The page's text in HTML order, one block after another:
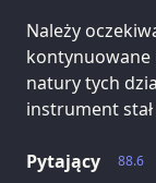
Należy
natury tych
instrument
88.6
Pytający